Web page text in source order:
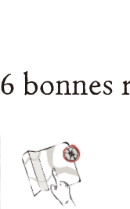
6 bonnes